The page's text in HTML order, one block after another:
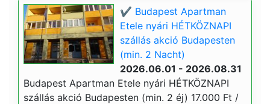
✔️ Budapest Apartman
Etele nyári HÉTKÖZNAPI
szállás akció Budapesten
(min. 2 Nacht)
2026.06.01 - 2026.08.31
Budapest Apartman Etele nyári HÉTKÖZNAPI
szállás akció Budapesten (min. 2 éj) 17.000 Ft /